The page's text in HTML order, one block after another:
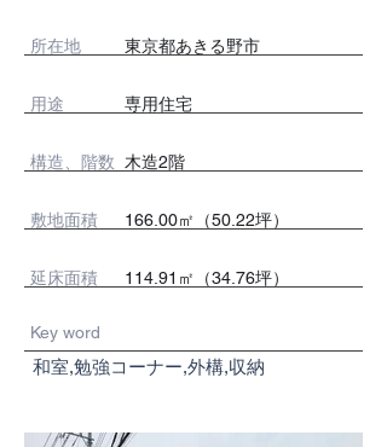
東京都あきる野市
所在地
専用住宅
用途
木造2階
​構造、階数
166.00㎡（50.22坪）
敷地面積
114.91㎡（34.76坪）
延床面積
Key word
和室,勉強コーナー,外構,収納